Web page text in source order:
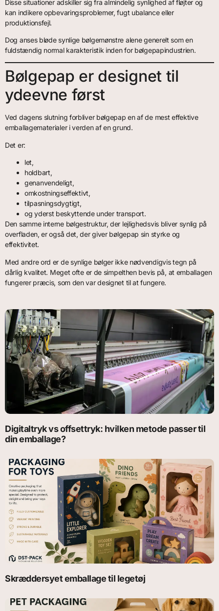
Disse situationer adskiller sig fra almindelig synlighed af fløjter og
kan indikere opbevaringsproblemer, fugt ubalance eller
produktionsfejl.
Dog anses bløde synlige bølgemønstre alene generelt som en
fuldstændig normal karakteristik inden for bølgepapindustrien.
Bølgepap er designet til
ydeevne først
Ved dagens slutning forbliver bølgepap en af de mest effektive
emballagematerialer i verden af en grund.
Det er:
let,
holdbart,
genanvendeligt,
omkostningseffektivt,
tilpasningsdygtigt,
og yderst beskyttende under transport.
Den samme interne bølgestruktur, der lejlighedsvis bliver synlig på
overfladen, er også det, der giver bølgepap sin styrke og
effektivitet.
Med andre ord er de synlige bølger ikke nødvendigvis tegn på
dårlig kvalitet. Meget ofte er de simpelthen bevis på, at emballagen
fungerer præcis, som den var designet til at fungere.
Digitaltryk vs offsettryk: hvilken metode passer til
din emballage?
Skræddersyet emballage til legetøj